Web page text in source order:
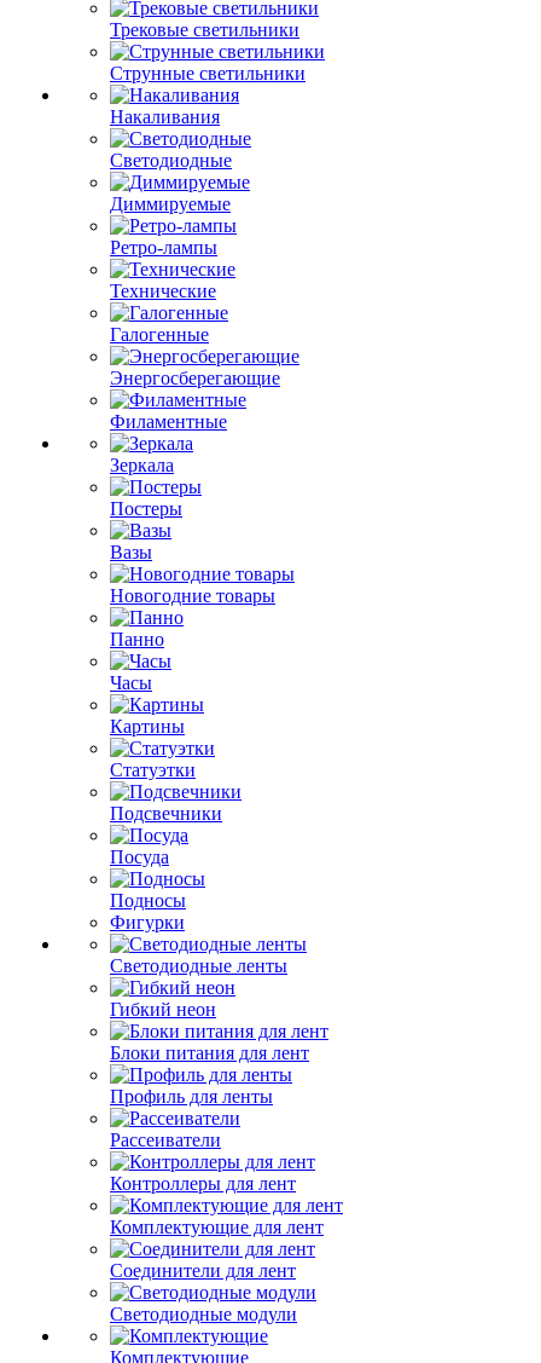
Трековые светильники
Струнные светильники
Накаливания
Светодиодные
Диммируемые
Ретро-лампы
Технические
Галогенные
Энергосберегающие
Филаментные
Зеркала
Постеры
Вазы
Новогодние товары
Панно
Часы
Картины
Статуэтки
Подсвечники
Посуда
Подносы
Фигурки
Светодиодные ленты
Гибкий неон
Блоки питания для лент
Профиль для ленты
Рассеиватели
Контроллеры для лент
Комплектующие для лент
Соединители для лент
Светодиодные модули
Комплектующие